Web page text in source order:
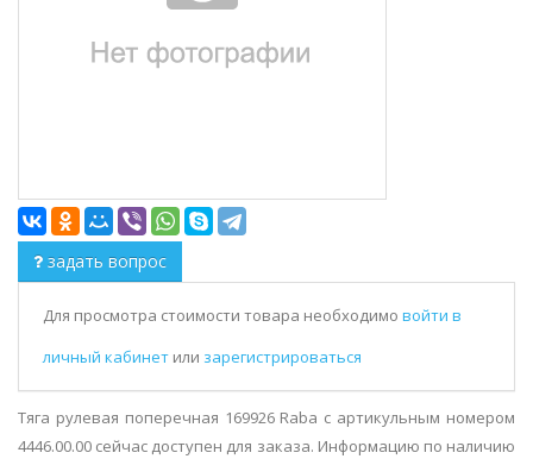
задать вопрос
Для просмотра стоимости товара необходимо войти в
личный кабинет или зарегистрироваться
Тяга рулевая поперечная 169926 Raba с артикульным номером
4446.00.00 сейчас доступен для заказа. Информацию по наличию